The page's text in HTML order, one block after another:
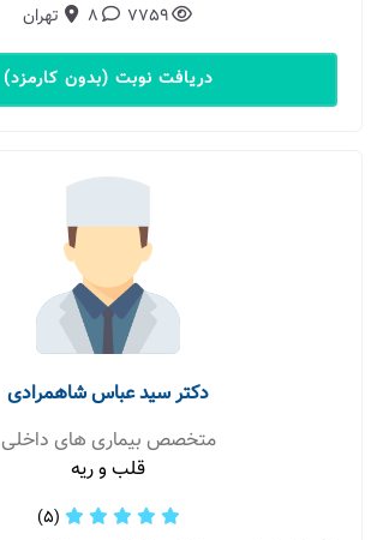
7759
8 تهران
دریافت نوبت (بدون کارمزد)
دکتر سید عباس شاهمرادی
متخصص بیماری های داخلی
قلب و ریه
(5)